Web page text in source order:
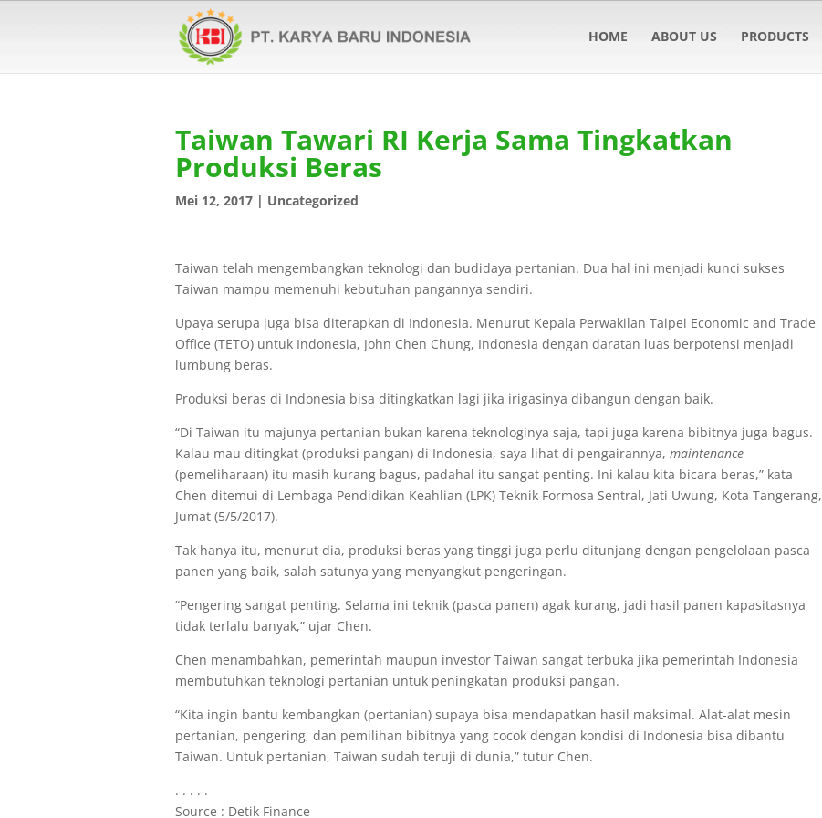
HOME ABOUT US PRODUCTS
Taiwan Tawari RI Kerja Sama Tingkatkan
Produksi Beras
Mei 12, 2017 | Uncategorized
Taiwan telah mengembangkan teknologi dan budidaya pertanian. Dua hal ini menjadi kunci sukses
Taiwan mampu memenuhi kebutuhan pangannya sendiri.
Upaya serupa juga bisa diterapkan di Indonesia. Menurut Kepala Perwakilan Taipei Economic and Trade
Office (TETO) untuk Indonesia, John Chen Chung, Indonesia dengan daratan luas berpotensi menjadi
lumbung beras.
Produksi beras di Indonesia bisa ditingkatkan lagi jika irigasinya dibangun dengan baik.
“Di Taiwan itu majunya pertanian bukan karena teknologinya saja, tapi juga karena bibitnya juga bagus.
Kalau mau ditingkat (produksi pangan) di Indonesia, saya lihat di pengairannya, maintenance
(pemeliharaan) itu masih kurang bagus, padahal itu sangat penting. Ini kalau kita bicara beras,” kata
Chen ditemui di Lembaga Pendidikan Keahlian (LPK) Teknik Formosa Sentral, Jati Uwung, Kota Tangerang,
Jumat (5/5/2017).
Tak hanya itu, menurut dia, produksi beras yang tinggi juga perlu ditunjang dengan pengelolaan pasca
panen yang baik, salah satunya yang menyangkut pengeringan.
“Pengering sangat penting. Selama ini teknik (pasca panen) agak kurang, jadi hasil panen kapasitasnya
tidak terlalu banyak,” ujar Chen.
Chen menambahkan, pemerintah maupun investor Taiwan sangat terbuka jika pemerintah Indonesia
membutuhkan teknologi pertanian untuk peningkatan produksi pangan.
“Kita ingin bantu kembangkan (pertanian) supaya bisa mendapatkan hasil maksimal. Alat-alat mesin
pertanian, pengering, dan pemilihan bibitnya yang cocok dengan kondisi di Indonesia bisa dibantu
Taiwan. Untuk pertanian, Taiwan sudah teruji di dunia,” tutur Chen.
. . . . .
Source : Detik Finance